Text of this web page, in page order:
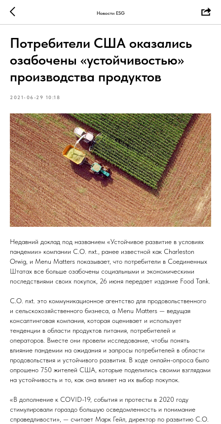
Новости ESG
Потребители США оказались
озабочены «устойчивостью»
производства продуктов
2021-06-29 10:18
Недавний доклад под названием «Устойчивое развитие в условиях
пандемии» компании C.O. nxt., ранее известной как Charleston
Orwig, и Menu Matters показывает, что потребители в Соединенных
Штатах все больше озабочены социальными и экономическими
последствиями своих покупок, 26 июня передает издание Food Tank.
C.O. nxt. это коммуникационное агентство для продовольственного
и сельскохозяйственного бизнеса, а Menu Matters — ведущая
консалтинговая компания, которая оценивает и использует
тенденции в области продуктов питания, потребителей и
операторов. Вместе они провели исследование, чтобы понять
влияние пандемии на ожидания и запросы потребителей в области
продовольствия и устойчивого развития. В ходе онлайн-опроса было
опрошено 750 жителей США, которые поделились своими взглядами
на устойчивость и то, как она влияет на их выбор покупок.
«В дополнение к COVID-19, события и протесты в 2020 году
стимулировали гораздо большую осведомленность и понимание
справедливости», — считает Марк Гейл, директор по развитию C.O.